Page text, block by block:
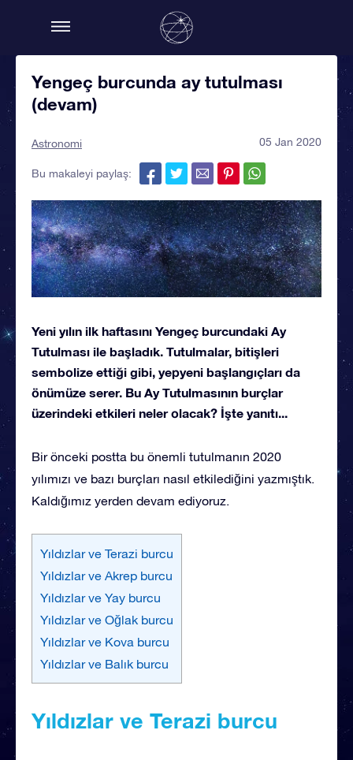
Yengeç burcunda ay tutulması
(devam)
Astronomi 05 Jan 2020
Bu makaleyi paylaş:
Yeni yılın ilk haftasını Yengeç burcundaki Ay
Tutulması ile başladık. Tutulmalar, bitişleri
sembolize ettiği gibi, yepyeni başlangıçları da
önümüze serer. Bu Ay Tutulmasının burçlar
üzerindeki etkileri neler olacak? İşte yanıtı...
Bir önceki postta bu önemli tutulmanın 2020
yılımızı ve bazı burçları nasıl etkilediğini yazmıştık.
Kaldığımız yerden devam ediyoruz.
Yıldızlar ve Terazi burcu
Yıldızlar ve Akrep burcu
Yıldızlar ve Yay burcu
Yıldızlar ve Oğlak burcu
Yıldızlar ve Kova burcu
Yıldızlar ve Balık burcu
Yıldızlar ve Terazi burcu